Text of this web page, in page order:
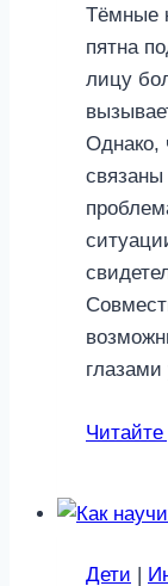
Тёмные
пятна
лицу
Однако,
Дети